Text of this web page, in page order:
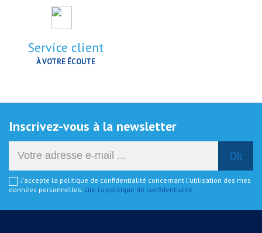
Service client
À VOTRE ÉCOUTE
Inscrivez-vous à la newsletter
J'accepte la politique de confidentialité concernant l'utilisation des mes
données personnelles. Lire la politique de confidentialité